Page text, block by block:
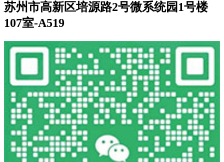
苏州市高新区培源路2号微系统园1号楼
107室-A519